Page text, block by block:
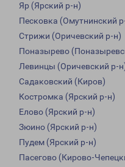
Яр (Ярский р-н)
Песковка (Омутнинский
Стрижи (Оричевский р-н)
Поназырево
Левинцы (Оричевский р-
Садаковский (Киров)
Костромка (Ярский р-н)
Елово (Ярский р-н)
Зюино (Ярский р-н)
Пудем (Ярский р-н)
Пасегово (Кирово-